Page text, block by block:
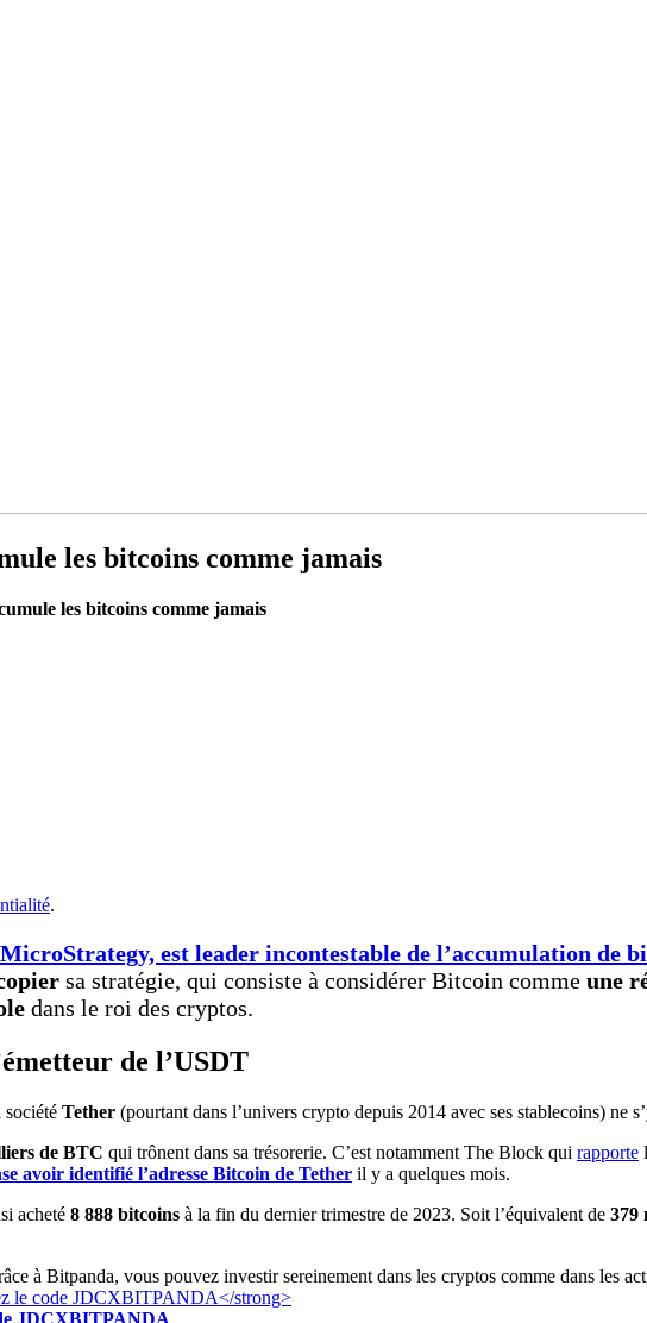
les bitcoins comme jamais
les bitcoins comme jamais
.
MicroStrategy, est leader incontestable de l’accumulation de
sa stratégie, qui consiste à considérer Bitcoin comme une
dans le roi des cryptos.
de l’USDT
société Tether (pourtant dans l’univers crypto depuis 2014 avec ses stablecoins) ne
de BTC qui trônent dans sa trésorerie. C’est notamment The Block qui rapporte
avoir identifié l’adresse Bitcoin de Tether il y a quelques mois.
acheté 8 888 bitcoins à la fin du dernier trimestre de 2023. Soit l’équivalent de 379
à Bitpanda, vous pouvez investir sereinement dans les cryptos comme dans les
JDCXBITPANDA